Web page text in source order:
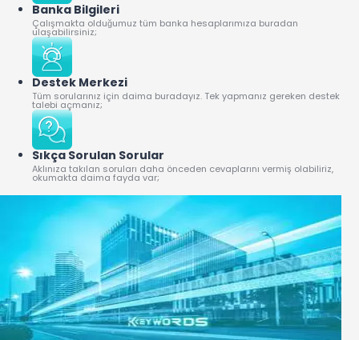
Banka Bilgileri
Çalışmakta olduğumuz tüm banka hesaplarımıza buradan
ulaşabilirsiniz;
Destek Merkezi
Tüm sorularınız için daima buradayız. Tek yapmanız gereken destek
talebi açmanız;
Sıkça Sorulan Sorular
Aklınıza takılan soruları daha önceden cevaplarını vermiş olabiliriz,
okumakta daima fayda var;